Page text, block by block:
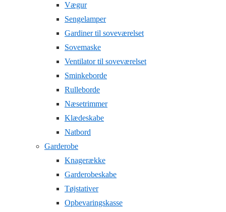
Vægur
Sengelamper
Gardiner til soveværelset
Sovemaske
Ventilator til soveværelset
Sminkeborde
Rulleborde
Næsetrimmer
Klædeskabe
Natbord
Garderobe
Knagerække
Garderobeskabe
Tøjstativer
Opbevaringskasse